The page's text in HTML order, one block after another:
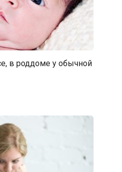
в роддоме у обычной